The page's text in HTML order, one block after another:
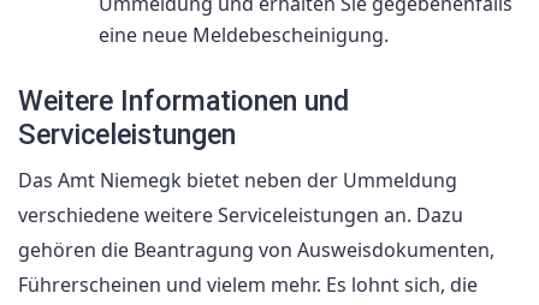
eine neue Meldebescheinigung.
Weitere Informationen und
Serviceleistungen
Das Amt Niemegk bietet neben der Ummeldung
verschiedene weitere Serviceleistungen an. Dazu
gehören die Beantragung von Ausweisdokumenten,
Führerscheinen und vielem mehr. Es lohnt sich, die